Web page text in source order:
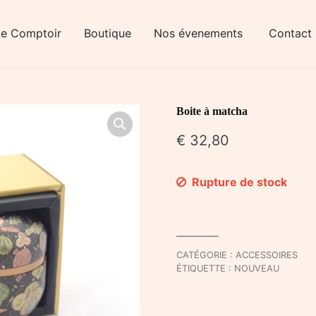
Comptoir Boutique Nos évenements Contact
Boite à matcha
€ 32,80
Rupture de stock
CATÉGORIE :ACCESSOIRES
ÉTIQUETTE : NOUVEAU